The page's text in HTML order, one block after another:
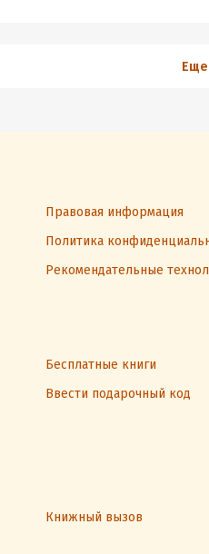
Еще
Правовая информация
Политика
Рекомендательные
Бесплатные книги
Ввести подарочный код
Книжный вызов